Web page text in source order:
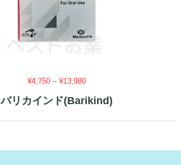
¥4,750 –¥13,980価
帯:
バリカインド(Barikind)